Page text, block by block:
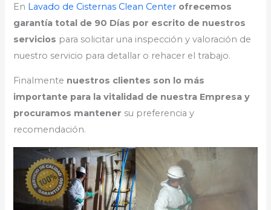
En Lavado de Cisternas Clean Center ofrecemos
garantía total de 90 Días por escrito de nuestros
servicios para solicitar una inspección y valoración de
nuestro servicio para detallar o rehacer el trabajo.
Finalmente nuestros clientes son lo más
importante para la vitalidad de nuestra Empresa y
procuramos mantener su preferencia y
recomendación.